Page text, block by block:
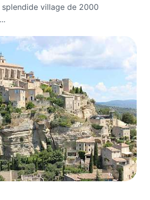
village de 2000